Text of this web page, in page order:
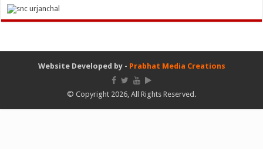
Website Developed by - Prabhat Media Creations
© Copyright 2026, All Rights Reserved.